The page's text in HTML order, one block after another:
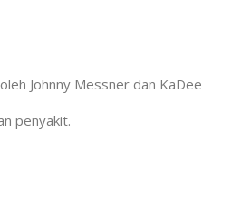
Johnny Messner dan KaDee
penyakit.